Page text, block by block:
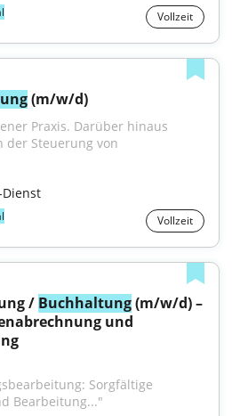
Vollzeit
(m/w/d)
Praxis. Darüber hinaus
der Steuerung von
Dienst
Vollzeit
/ Buchhaltung (m/w/d) –
und
Sorgfältige
Bearbeitung..."